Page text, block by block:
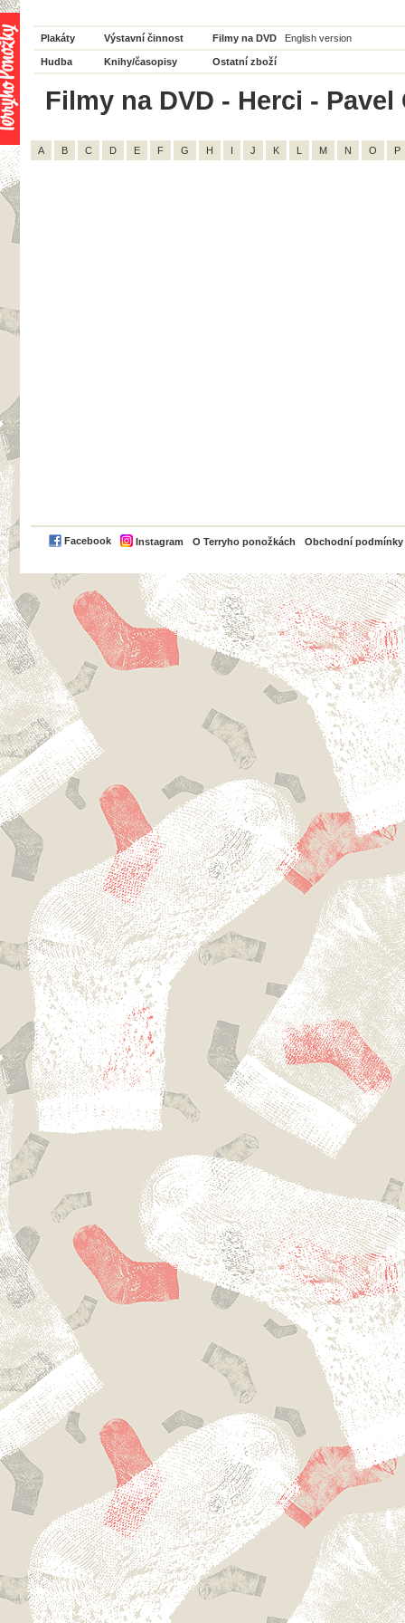
Plakáty Výstavní činnost Filmy na DVD English version
Hudba Knihy/časopisy Ostatní zboží
Filmy na DVD - Herci -
A B C D E F G H I J K L M N O P
Facebook Instagram O Terryho ponožkách Obchodní podmínky
PayPal